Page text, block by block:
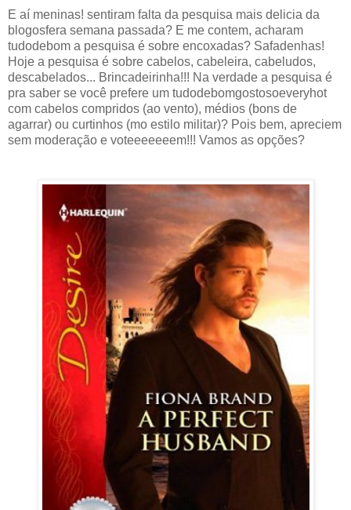
E aí meninas! sentiram falta da pesquisa mais delicia da
blogosfera semana passada? E me contem, acharam
tudodebom a pesquisa é sobre encoxadas? Safadenhas!
Hoje a pesquisa é sobre cabelos, cabeleira, cabeludos,
descabelados... Brincadeirinha!!! Na verdade a pesquisa é
pra saber se você prefere um tudodebomgostosoeveryhot
com cabelos compridos (ao vento), médios (bons de
agarrar) ou curtinhos (mo estilo militar)? Pois bem, apreciem
sem moderação e voteeeeeeem!!! Vamos as opções?